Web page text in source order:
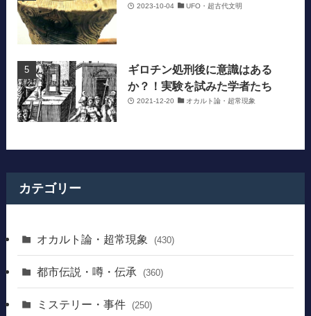
2023-10-04 UFO・超古代文明
ギロチン処刑後に意識はある
か？！実験を試みた学者たち
2021-12-20 オカルト論・超常現象
カテゴリー
オカルト論・超常現象 (430)
都市伝説・噂・伝承 (360)
ミステリー・事件 (250)